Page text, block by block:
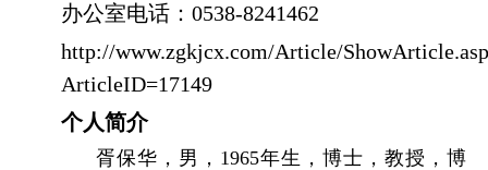
办公室电话： 0538-8241462
http://www.zgkjcx.com/Article/
ArticleID=17149
个人简介
胥保华，男， 1965年生，博士，教授，博